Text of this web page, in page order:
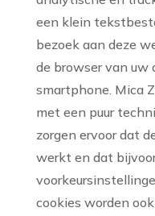
een klein
bezoek aan deze
de browser van
smartphone. Mica
met een puur
zorgen ervoor dat
werkt en dat
cookies worden